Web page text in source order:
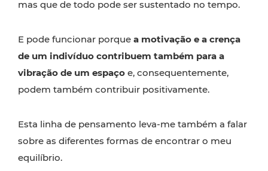
mas que de todo pode ser sustentado no tempo.
E pode funcionar porque a motivação e a crença
de um indivíduo contribuem também para a
vibração de um espaço e, consequentemente,
podem também contribuir positivamente.
Esta linha de pensamento leva-me também a falar
sobre as diferentes formas de encontrar o meu
equilíbrio.